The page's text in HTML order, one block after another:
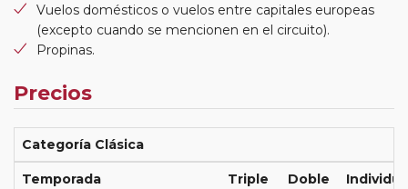
Vuelos domésticos o vuelos entre capitales europeas
(excepto cuando se mencionen en el circuito).
Propinas.
Precios
Categoría Clásica
Temporada Triple Doble